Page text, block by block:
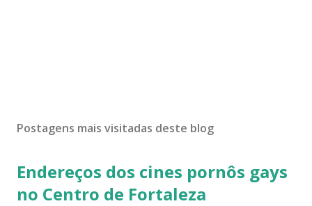
Postagens mais visitadas deste blog
Endereços dos cines pornôs gays
no Centro de Fortaleza